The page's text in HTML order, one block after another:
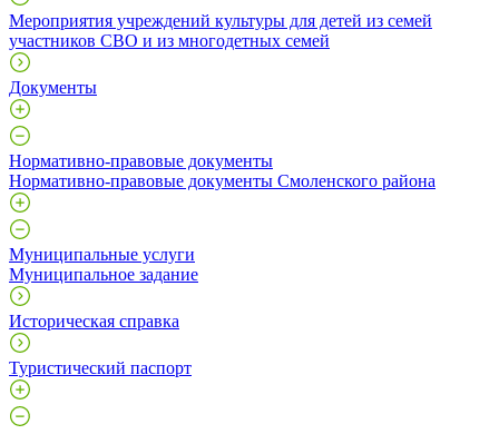
Мероприятия учреждений культуры для детей из семей
участников СВО и из многодетных семей
Документы
Нормативно-правовые документы
Нормативно-правовые документы Смоленского района
Муниципальные услуги
Муниципальное задание
Историческая справка
Туристический паспорт